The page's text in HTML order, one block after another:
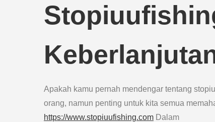
Apakah kamu pernah mendengar tentang
orang, namun penting untuk kita semua
https://www.stopiuufishing.com Dalam